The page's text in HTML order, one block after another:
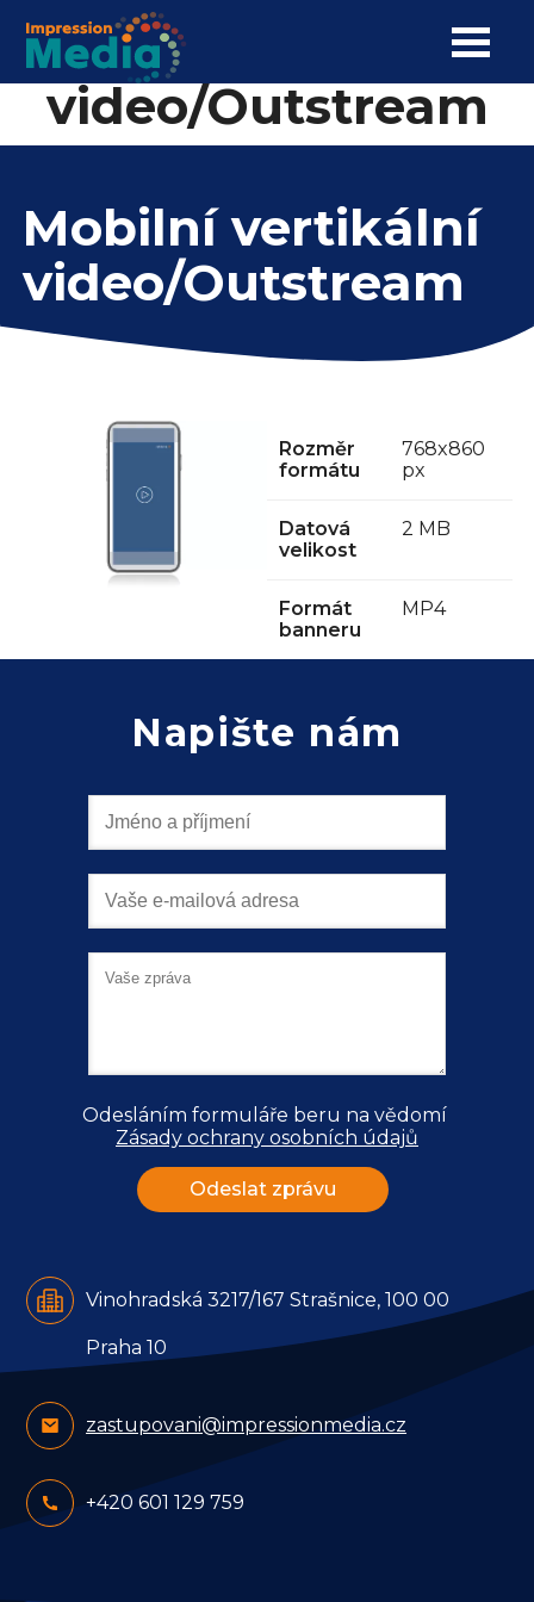
Skip
content
Main
Zastupované weby
Reklamní formáty
PRIMA PLAY
Kontakt
FAQ
Mobilní vertikální
video/Outstream
Mobilní vertikální
video/Outstream
Rozměr
formátu
768x860
px
Datová
velikost
2 MB
Formát
banneru
MP4
Napište nám
Odesláním formuláře beru na vědomí
Zásady ochrany osobních údajů
Vinohradská 3217/167 Strašnice, 100 00
Praha 10
zastupovani@impressionmedia.cz
+420 601 129 759